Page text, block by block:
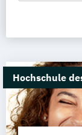
Hochschule